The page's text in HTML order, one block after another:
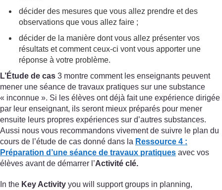
décider des mesures que vous allez prendre et des
observations que vous allez faire ;
décider de la manière dont vous allez présenter vos
résultats et comment ceux-ci vont vous apporter une
réponse à votre problème.
L’Étude de cas 3 montre comment les enseignants peuvent
mener une séance de travaux pratiques sur une substance
« inconnue ». Si les élèves ont déjà fait une expérience dirigée
par leur enseignant, ils seront mieux préparés pour mener
ensuite leurs propres expériences sur d’autres substances.
Aussi nous vous recommandons vivement de suivre le plan du
cours de l’étude de cas donné dans la Ressource 4 :
Préparation d’une séance de travaux pratiques avec vos
élèves avant de démarrer l’Activité clé.
In the Key Activity you will support groups in planning,